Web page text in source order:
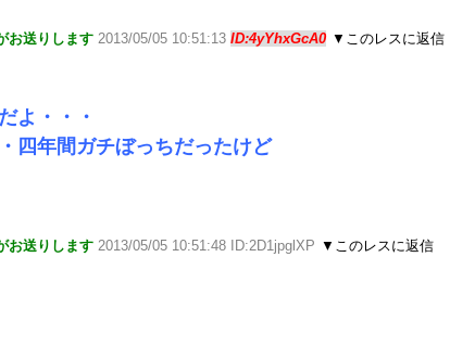
お送りします 2013/05/05 10:51:13 ID:4yYhxGcA0 ▼このレスに返信
よ・・・
四年間ガチぼっちだったけど
お送りします 2013/05/05 10:51:48 ID:2D1jpglXP ▼このレスに返信